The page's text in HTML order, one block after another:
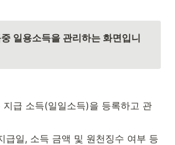
일용소득을 관리하는 화면입니
지급 소득(일일소득)을 등록하고 관
급일, 소득 금액 및 원천징수 여부 등